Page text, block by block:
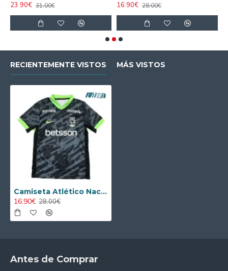
23.90€ 31.00€
16.90€ 28.00€
RECIENTEMENTE VISTOS MÁS VISTOS
Camiseta Atlético Nacional Alternativo 2026/2027 Negro/Verde
16.90€ 28.00€
Antes de Comprar